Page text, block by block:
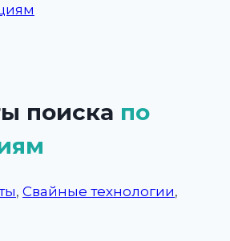
поиска по
, Свайные технологии,